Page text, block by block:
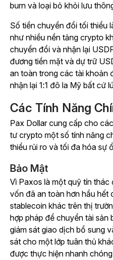
burn và loại bỏ khỏi lưu
Số tiền chuyển đổi tối thiểu
như nhiều nền tảng crypto
chuyển đổi và nhận lại
đương tiền mặt và dự trữ
an toàn trong các tài khoản
nhận lại 1:1 đô la Mỹ bất cứ
Các Tính Năng
Pax Dollar cung cấp cho
tư crypto một số tính năng
thiểu rủi ro và tối đa hóa sự
Bảo Mật
Vì Paxos là một quỹ tín
vốn đã an toàn hơn hầu hết
stablecoin khác trên thị
hợp pháp để chuyển tài sản
giám sát giao dịch bổ sung
sát cho một lớp tuân thủ
được thực hiện nhanh